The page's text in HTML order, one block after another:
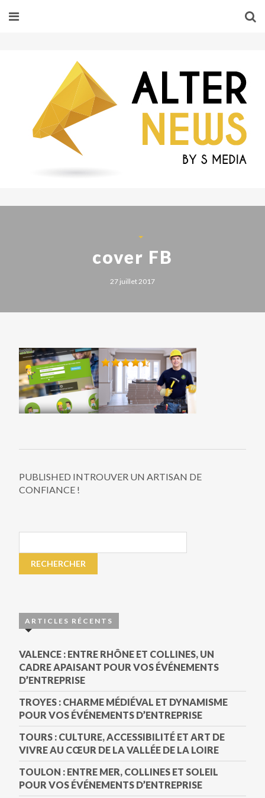
cover FB
27 juillet 2017
PUBLISHED INTROUVER UN ARTISAN DE
CONFIANCE !
ARTICLES RÉCENTS
VALENCE : ENTRE RHÔNE ET COLLINES, UN
CADRE APAISANT POUR VOS ÉVÉNEMENTS
D’ENTREPRISE
TROYES : CHARME MÉDIÉVAL ET DYNAMISME
POUR VOS ÉVÉNEMENTS D’ENTREPRISE
TOURS : CULTURE, ACCESSIBILITÉ ET ART DE
VIVRE AU CŒUR DE LA VALLÉE DE LA LOIRE
TOULON : ENTRE MER, COLLINES ET SOLEIL
POUR VOS ÉVÉNEMENTS D’ENTREPRISE